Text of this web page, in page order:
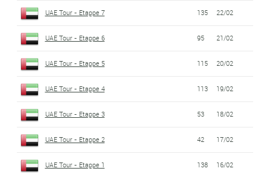
UAE Tour - Etappe 7 135 22/02
UAE Tour - Etappe 6 95 21/02
UAE Tour - Etappe 5 115 20/02
UAE Tour - Etappe 4 113 19/02
UAE Tour - Etappe 3 53 18/02
UAE Tour - Etappe 2 42 17/02
UAE Tour - Etappe 1 138 16/02